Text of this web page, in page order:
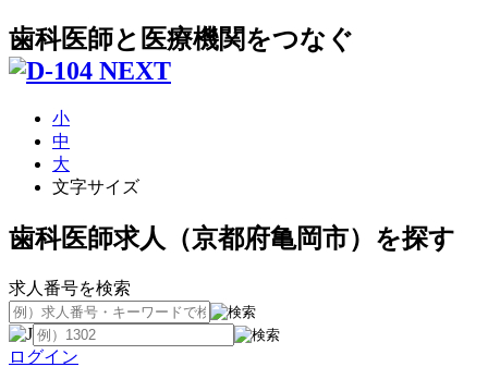
歯科医師と医療機関をつなぐ
小
中
大
文字サイズ
歯科医師求人（京都府亀岡市）を探す
求人番号を検索
ログイン